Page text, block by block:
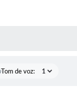
Tom de voz: